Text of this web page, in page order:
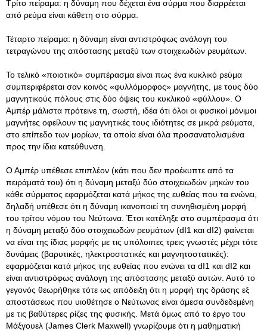
Τρίτο πείραμα: η δύναμη που δέχεται ένα σύρμα που διαρρέεται
από ρεύμα είναι κάθετη στο σύρμα.
Τέταρτο πείραμα: η δύναμη είναι αντιστρόφως ανάλογη του
τετραγώνου της απόστασης μεταξύ των στοιχειωδών ρευμάτων.
Το τελικό «ποιοτικό» συμπέρασμα είναι πως ένα κυκλικό ρεύμα
συμπεριφέρεται σαν κοινός «φυλλόμορφος» μαγνήτης, με τους δύο
μαγνητικούς πόλους στις δύο όψεις του κυκλικού «φύλλου». Ο
Αμπέρ μάλιστα πρότεινε τη, σωστή, ιδέα ότι όλοι οι φυσικοί μόνιμοι
μαγνήτες οφείλουν τις μαγνητικές τους ιδιότητες σε μικρά ρεύματα,
στο επίπεδο των μορίων, τα οποία είναι όλα προσανατολισμένα
προς την ίδια κατεύθυνση.
Ο Αμπέρ υπέθεσε επιπλέον (κάτι που δεν προέκυπτε από τα
πειράματά του) ότι η δύναμη μεταξύ δύο στοιχειωδών μηκών του
κάθε σύρματος εφαρμόζεται κατά μήκος της ευθείας που τα ενώνει,
δηλαδή υπέθεσε ότι η δύναμη ικανοποιεί τη συνηθισμένη μορφή
του τρίτου νόμου του Νεύτωνα. Έτσι κατέληξε στο συμπέρασμα ότι
η δύναμη μεταξύ δύο στοιχειωδών ρευμάτων (dI1 και dI2) φαίνεται
να είναι της ίδιας μορφής με τις υπόλοιπες τρεις γνωστές μέχρι τότε
δυνάμεις (βαρυτικές, ηλεκτροστατικές και μαγνητοστατικές):
εφαρμόζεται κατά μήκος της ευθείας που ενώνει τα dI1 και dI2 και
είναι αντιστρόφως ανάλογη της απόστασης μεταξύ αυτών. Αυτό το
γεγονός θεωρήθηκε τότε ως απόδειξη ότι η μορφή της δράσης εξ
αποστάσεως που υιοθέτησε ο Νεύτωνας είναι άμεσα συνδεδεμένη
με τις βαθύτερες ρίζες της φυσικής. Μετά όμως από το έργο του
Μάξγουελ (James Clerk Maxwell) γνωρίζουμε ότι η μαθηματική